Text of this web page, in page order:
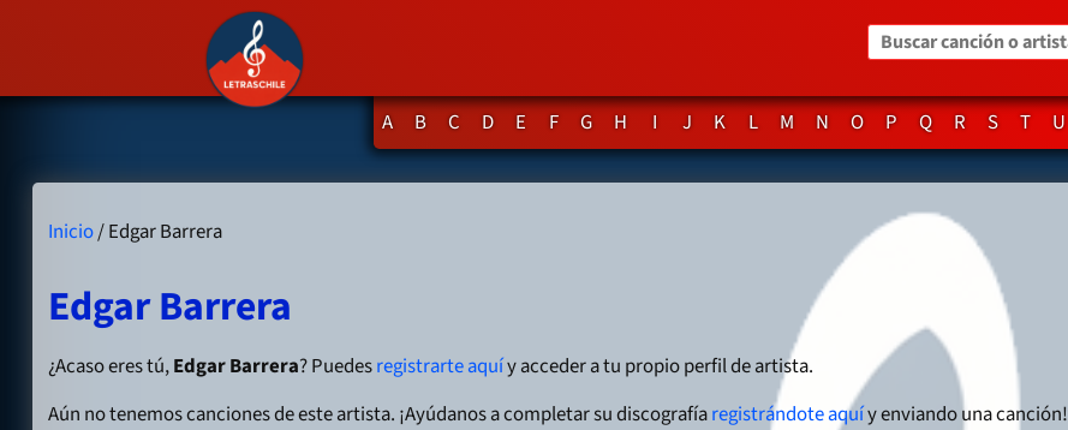
Buscar canción o artista
A B C D E F G H I J K L M N O P Q R S T U
Inicio/ Edgar Barrera
Edgar Barrera
¿Acaso eres tú,Edgar Barrera? Puedesregistrarte aquíy acceder a tu propio perfil de artista.
Aún no tenemos canciones de este artista. ¡Ayúdanos a completar su discografíaregistrándote aquíy enviando una canción!